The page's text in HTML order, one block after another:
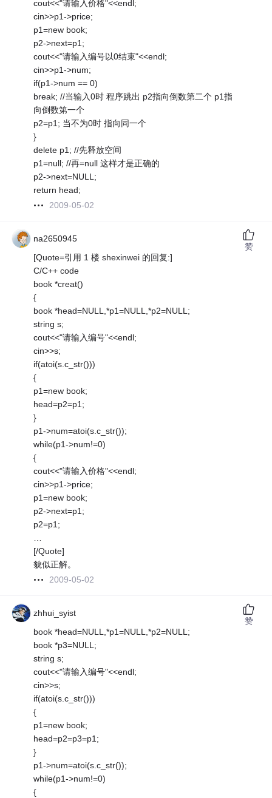
cout<<"请输入价格"<<endl;
cin>>p1->price;
p1=new book;
p2->next=p1;
cout<<"请输入编号以0结束"<<endl;
cin>>p1->num;
if(p1->num == 0)
break; //当输入0时 程序跳出 p2指向倒数第二个 p1指
向倒数第一个
p2=p1; 当不为0时 指向同一个
}
delete p1; //先释放空间
p1=null; //再=null 这样才是正确的
p2->next=NULL;
return head;
2009-05-02
na2650945
[Quote=引用 1 楼 shexinwei 的回复:]
C/C++ code
book *creat()
{
book *head=NULL,*p1=NULL,*p2=NULL;
string s;
cout<<"请输入编号"<<endl;
cin>>s;
if(atoi(s.c_str()))
{
p1=new book;
head=p2=p1;
}
p1->num=atoi(s.c_str());
while(p1->num!=0)
{
cout<<"请输入价格"<<endl;
cin>>p1->price;
p1=new book;
p2->next=p1;
p2=p1;
…
[/Quote]
貌似正解。
2009-05-02
赞
zhhui_syist
book *head=NULL,*p1=NULL,*p2=NULL;
book *p3=NULL;
string s;
cout<<"请输入编号"<<endl;
cin>>s;
if(atoi(s.c_str()))
{
p1=new book;
head=p2=p3=p1;
}
p1->num=atoi(s.c_str());
while(p1->num!=0)
{
赞